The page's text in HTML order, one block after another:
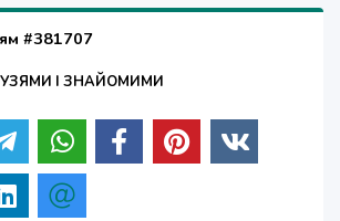
#381707
І ЗНАЙОМИМИ